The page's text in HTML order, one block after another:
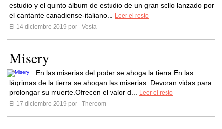
estudio y el quinto álbum de estudio de un gran sello lanzado por
el cantante canadiense-italiano...
Leer el resto
El 14 diciembre 2019 por
Vesta
Misery
En las miserias del poder se ahoga la tierra.En las
lágrimas de la tierra se ahogan las miserias. Devoran vidas para
prolongar su muerte.Ofrecen el valor d...
Leer el resto
El 17 diciembre 2019 por
Theroom